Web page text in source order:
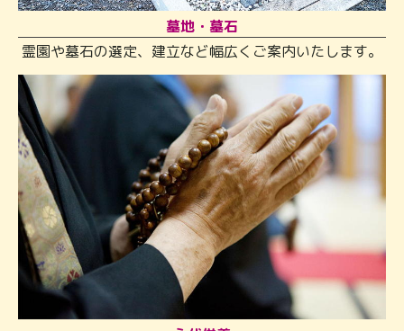
墓地・墓石
霊園や墓石の選定、建立など幅広くご案内いたします。